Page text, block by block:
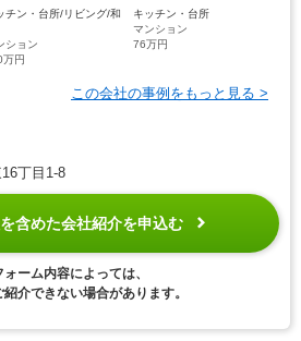
チン・台所/リビング/和
ション
万円
キッチン・台所
マンション
76万円
この会社の事例をもっと見る >
丁目1-8
含めた会社紹介を申込む
ーム内容によっては、
介できない場合があります。